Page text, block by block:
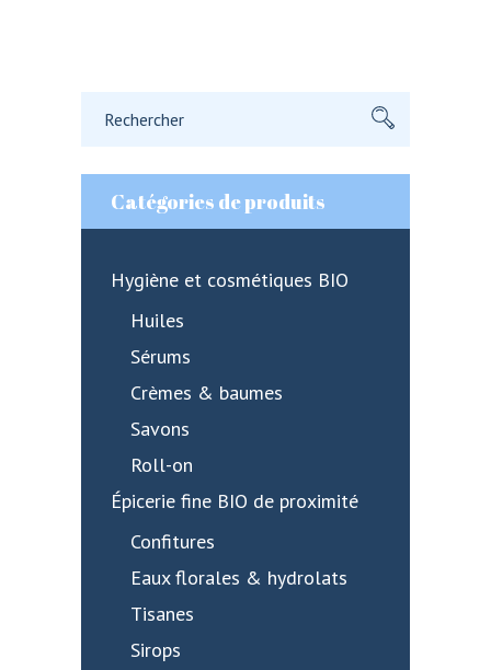
Catégories de produits
Hygiène et cosmétiques BIO
Huiles
Sérums
Crèmes & baumes
Savons
Roll-on
Épicerie fine BIO de proximité
Confitures
Eaux florales & hydrolats
Tisanes
Sirops